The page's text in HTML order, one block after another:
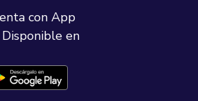
con App
en